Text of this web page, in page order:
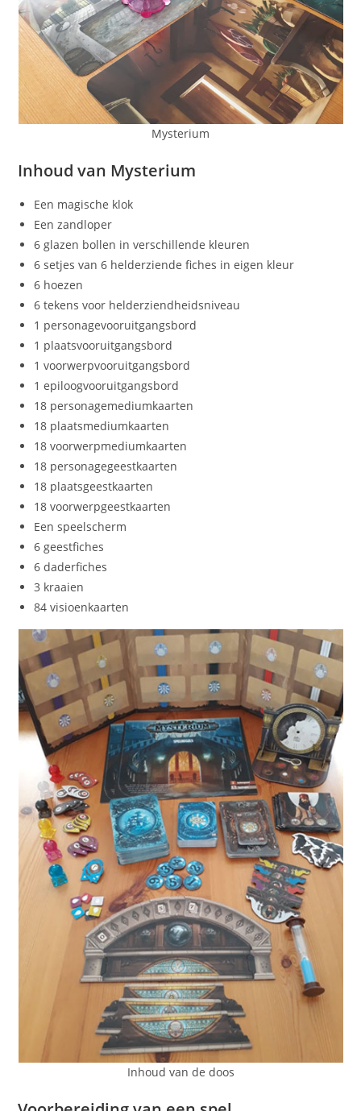
Mysterium
Inhoud van Mysterium
Een magische klok
Een zandloper
6 glazen bollen in verschillende kleuren
6 setjes van 6 helderziende fiches in eigen kleur
6 hoezen
6 tekens voor helderziendheidsniveau
1 personagevooruitgangsbord
1 plaatsvooruitgangsbord
1 voorwerpvooruitgangsbord
1 epiloogvooruitgangsbord
18 personagemediumkaarten
18 plaatsmediumkaarten
18 voorwerpmediumkaarten
18 personagegeestkaarten
18 plaatsgeestkaarten
18 voorwerpgeestkaarten
Een speelscherm
6 geestfiches
6 daderfiches
3 kraaien
84 visioenkaarten
Inhoud van de doos